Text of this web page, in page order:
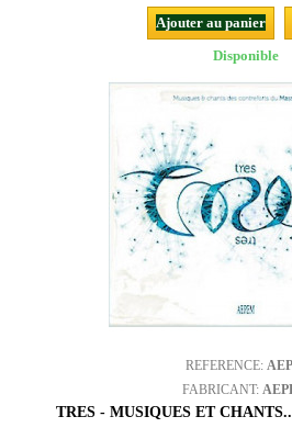
Ajouter au panier
Disponible
REFERENCE:
FABRICANT:
TRES - MUSIQUES ET